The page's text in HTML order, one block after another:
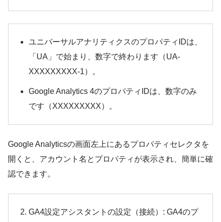
ユニバーサルアナリティクスのプロパティIDは、
「UA」で始まり、数字で終わります（UA-
XXXXXXXXX-1）。
Google Analytics 4のプロパティIDは、数字のみ
です（XXXXXXXXX）。
Google Analyticsの画面左上にあるプロパティセレクタを
開くと、アカウント名とプロパティが表示され、簡単に確
認できます。
GA4設定アシスタントの設定（接続）: GA4のプ